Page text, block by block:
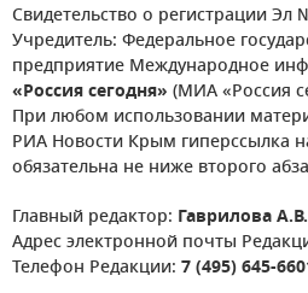
Свидетельство о регистрации Эл
Учредитель: Федеральное
предприятие Международное
«Россия сегодня» (МИА «Россия
При любом использовании
РИА Новости Крым гиперссылка
обязательна не ниже второго
Главный редактор: Гаврилова А.В.
Адрес электронной почты
Телефон Редакции: 7 (495) 645-